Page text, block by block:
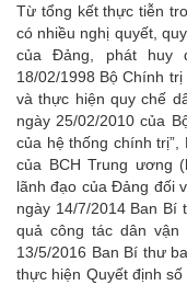
Từ tổng kết thực tiễn
có nhiều nghị quyết,
của Đảng, phát huy
18/02/1998 Bộ Chính
và thực hiện quy chế
ngày 25/02/2010 của
của hệ thống chính trị”,
của BCH Trung ương
lãnh đạo của Đảng đối
ngày 14/7/2014 Ban Bí
quả công tác dân vận
13/5/2016 Ban Bí thư
thực hiện Quyết định